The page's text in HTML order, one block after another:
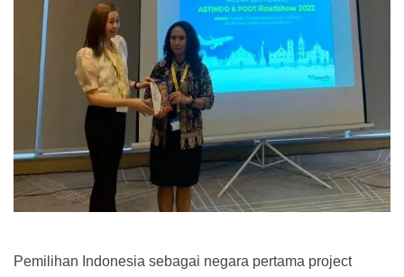
Pemilihan Indonesia sebagai negara pertama project